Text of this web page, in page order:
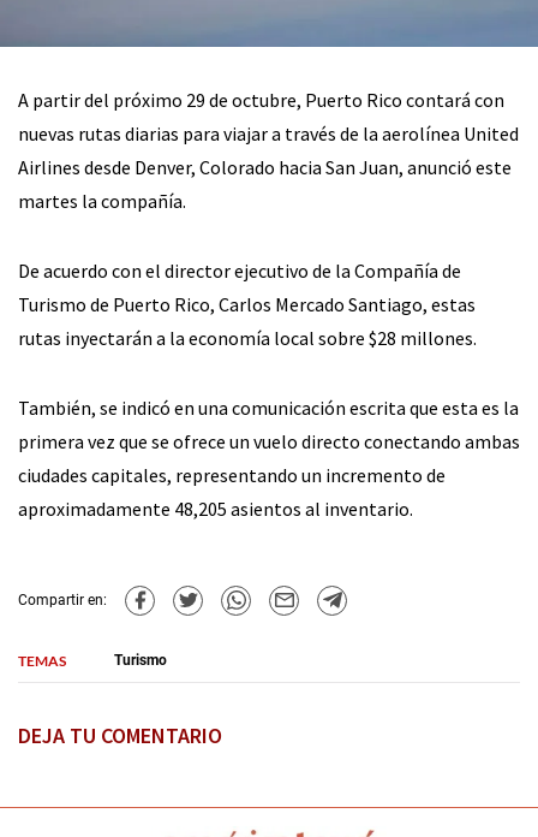
A partir del próximo 29 de octubre, Puerto Rico contará con
nuevas rutas diarias para viajar a través de la aerolínea United
Airlines desde Denver, Colorado hacia San Juan, anunció este
martes la compañía.
De acuerdo con el director ejecutivo de la Compañía de
Turismo de Puerto Rico, Carlos Mercado Santiago, estas
rutas inyectarán a la economía local sobre $28 millones.
También, se indicó en una comunicación escrita que esta es la
primera vez que se ofrece un vuelo directo conectando ambas
ciudades capitales, representando un incremento de
aproximadamente 48,205 asientos al inventario.
Compartir en:
TEMAS Turismo
DEJA TU COMENTARIO